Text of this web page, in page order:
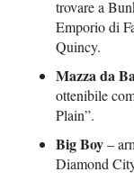
trovare a
Emporio di
Quincy.
Mazza da
ottenibile
Plain”.
Big Boy–
Diamond